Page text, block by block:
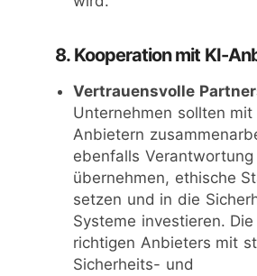
8. Kooperation mit KI-
Vertrauensvolle
Unternehmen sollten mit
Anbietern
ebenfalls Verantwortung
übernehmen, ethische
setzen und in die
Systeme investieren.
richtigen Anbieters mit
Sicherheits- und